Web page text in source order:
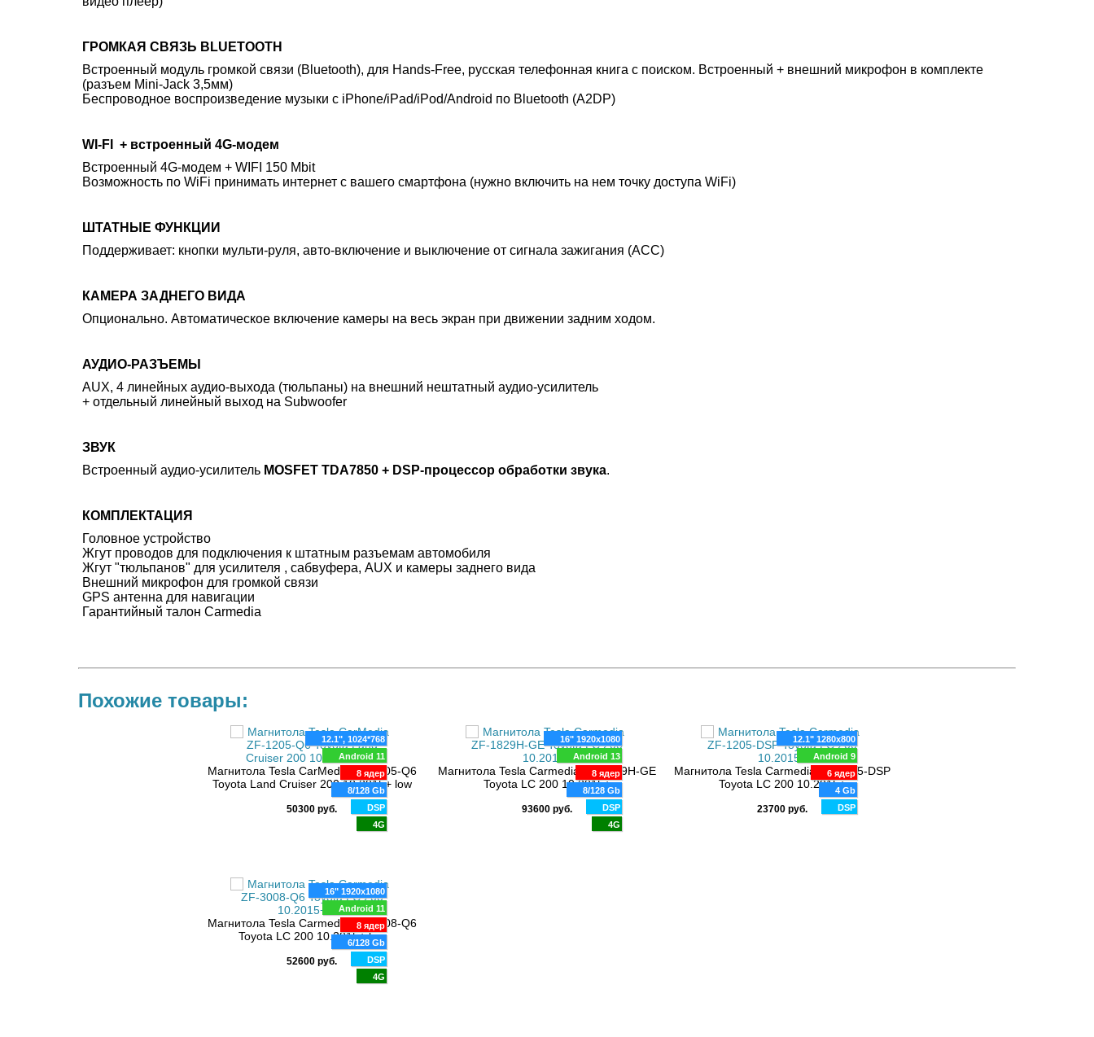
ГРОМКАЯ СВЯЗЬ BLUETOOTH
Встроенный модуль громкой связи (Bluetooth), для Hands-Free, русская телефонная книга с поиском. Встроенный + внешний микрофон в комплекте
(разъем Mini-Jack 3,5мм)
Беспроводное воспроизведение музыки с iPhone/iPad/iPod/Android по Bluetooth (A2DP)
WI-FI + встроенный 4G-модем
Встроенный 4G-модем + WIFI 150 Mbit
Возможность по WiFi принимать интернет с вашего смартфона (нужно включить на нем точку доступа WiFi)
ШТАТНЫЕ ФУНКЦИИ
Поддерживает: кнопки мульти-руля, авто-включение и выключение от сигнала зажигания (ACC)
КАМЕРА ЗАДНЕГО ВИДА
Опционально. Автоматическое включение камеры на весь экран при движении задним ходом.
АУДИО-РАЗЪЕМЫ
AUX, 4 линейных аудио-выхода (тюльпаны) на внешний нештатный аудио-усилитель
+ отдельный линейный выход на Subwoofer
ЗВУК
Встроенный аудио-усилитель MOSFET TDA7850 + DSP-процессор обработки звука.
КОМПЛЕКТАЦИЯ
Головное устройство
Жгут проводов для подключения к штатным разъемам автомобиля
Жгут "тюльпанов" для усилителя , сабвуфера, AUX и камеры заднего вида
Внешний микрофон для громкой связи
GPS антенна для навигации
Гарантийный талон Carmedia
Похожие товары:
12.1", 1024*768
Android 11
8 ядер
8/128 Gb
DSP
4G
Магнитола Tesla CarMedia ZF-1205-Q6
Toyota Land Cruiser 200 10.2015+ low
50300 руб.
16" 1920x1080
Android 13
8 ядер
8/128 Gb
DSP
4G
Магнитола Tesla Carmedia ZF-1829H-GE
Toyota LC 200 10.2015+
93600 руб.
12.1" 1280x800
Android 9
6 ядер
4 Gb
DSP
Магнитола Tesla Carmedia ZF-1205-DSP
Toyota LC 200 10.2015+
23700 руб.
16" 1920x1080
Android 11
8 ядер
6/128 Gb
DSP
4G
Магнитола Tesla Carmedia ZF-3008-Q6
Toyota LC 200 10.2015+ low
52600 руб.